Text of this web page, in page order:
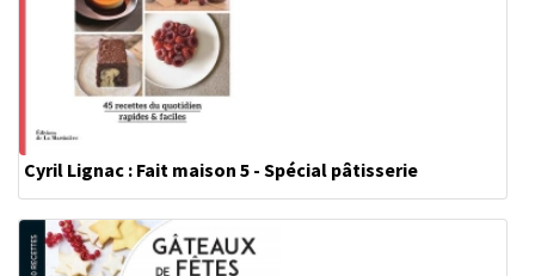
Cyril Lignac : Fait maison 5 - Spécial pâtisserie